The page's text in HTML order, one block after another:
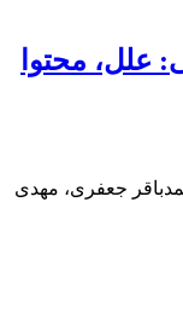
علل، محتوا
جعفری، مهدی